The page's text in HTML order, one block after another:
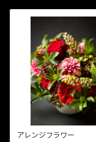
アレンジフラワー